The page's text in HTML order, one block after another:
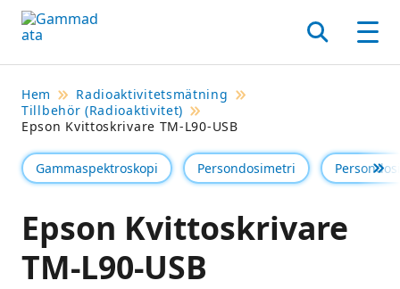
Hoppa
till
Sök
Hem
Radioaktivitetsmätning
Tillbehör (Radioaktivitet)
Epson Kvittoskrivare TM-L90-USB
Gammaspektroskopi Persondosimetri Se
Epson Kvittoskrivare
TM-L90-USB